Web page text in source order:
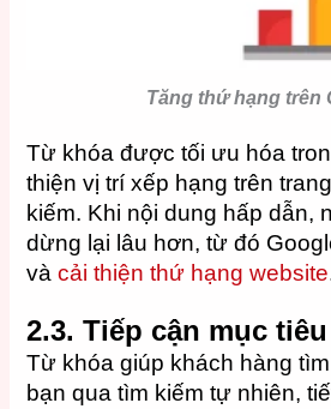
Tăng thứ hạng trên
Từ khóa được tối ưu hóa
thiện vị trí xếp hạng trên
kiếm. Khi nội dung hấp dẫn,
dừng lại lâu hơn, từ đó
vàcải thiện thứ hạng website
2.3. Tiếp cận mục
Từ khóa giúp khách hàng
bạn qua tìm kiếm tự nhiên,